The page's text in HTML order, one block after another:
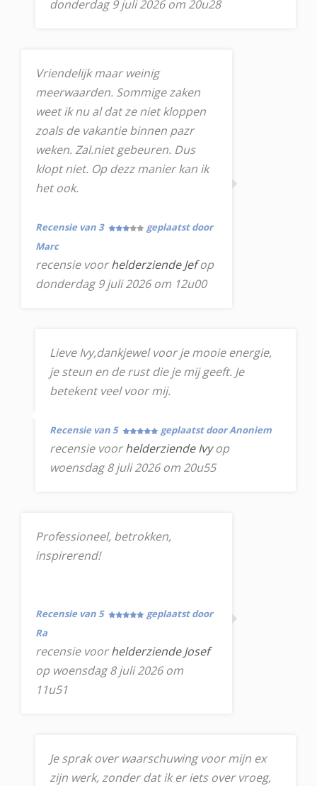
donderdag 9 juli 2026 om 20u28
Vriendelijk maar weinig
meerwaarden. Sommige zaken
weet ik nu al dat ze niet kloppen
zoals de vakantie binnen pazr
weken. Zal.niet gebeuren. Dus
klopt niet. Op dezz manier kan ik
het ook.
Recensie van 3
geplaatst door
Marc
recensie voorhelderziende Jefop
donderdag 9 juli 2026 om 12u00
Lieve Ivy,dankjewel voor je mooie energie,
je steun en de rust die je mij geeft. Je
betekent veel voor mij.
Recensie van 5 geplaatst door Anoniem
recensie voorhelderziende Ivyop
woensdag 8 juli 2026 om 20u55
Professioneel, betrokken,
inspirerend!
Recensie van 5
geplaatst door
Ra
recensie voorhelderziende Josef
op woensdag 8 juli 2026 om
11u51
Je sprak over waarschuwing voor mijn ex
zijn werk, zonder dat ik er iets over vroeg,